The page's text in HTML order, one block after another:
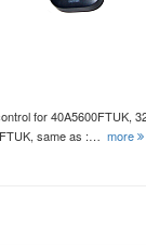
for 40A5600FTUK,
same as :… more